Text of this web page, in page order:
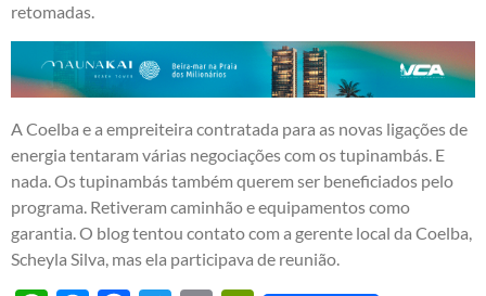
retomadas.
A Coelba e a empreiteira contratada para as novas ligações de
energia tentaram várias negociações com os tupinambás. E
nada. Os tupinambás também querem ser beneficiados pelo
programa. Retiveram caminhão e equipamentos como
garantia. O blog tentou contato com a gerente local da Coelba,
Scheyla Silva, mas ela participava de reunião.